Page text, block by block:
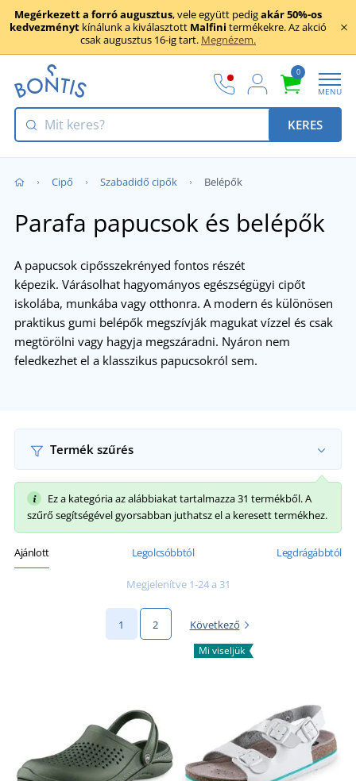
Megérkezett a forró augusztus, vele együtt pedigakár 50%-os
kedvezményt kínálunk a kiválasztott Malfini termékekre. Az akció
csak augusztus 16-ig tart. Megnézem.
0
MENU
KERES
Cipő Szabadidő cipők Belépők
Parafa papucsok és belépők
A papucsok cipősszekrényed fontos részét
képezik. Várásolhat hagyományos egészségügyi cipőt
iskolába, munkába vagy otthonra. A modern és különösen
praktikus gumi belépők megszívják magukat vízzel és csak
megtörölni vagy hagyja megszáradni. Nyáron nem
feledkezhet el a klasszikus papucsokról sem.
Termék szűrés
Ez a kategória az alábbiakat tartalmazza 31 termékből. A
szűrő segítségével gyorsabban juthatsz el a keresett termékhez.
Ajánlott Legolcsóbbtól Legdrágábbtól
Megjelenítve 1-24 a 31
1 2 Következő
Mi viseljük